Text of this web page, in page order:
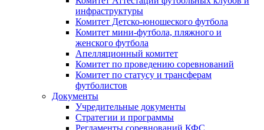
инфраструктуры
Комитет Детско-юношеского футбола
Комитет мини-футбола, пляжного и
женского футбола
Апелляционный комитет
Комитет по проведению соревнований
Комитет по статусу и трансферам
футболистов
Документы
Учредительные документы
Стратегии и программы
Регламенты соревнований КФС